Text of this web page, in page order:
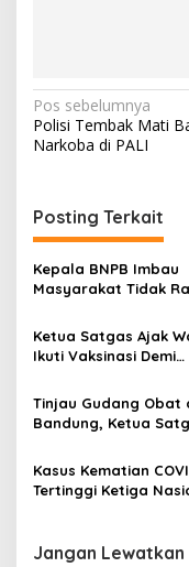
N
a
i
g
a
s
i
p
s
Pos sebelumnya
Polisi Tembak Mati
Narkoba di PALI
Posting Terkait
Kepala BNPB Imbau
Masyarakat Tidak
Ketua Satgas Ajak
Ikuti Vaksinasi Demi
Tinjau Gudang Obat
Bandung, Ketua
Warga yang Isoman
Kasus Kematian
Tertinggi Ketiga
Penanganannya
Jangan Lewatkan